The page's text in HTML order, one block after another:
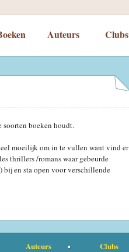
Auteurs Clubs
boeken houdt.
moeilijk om in te vullen want vind er
thrillers /romans waar gebeurde
bij en sta open voor verschillende
Auteurs Clubs